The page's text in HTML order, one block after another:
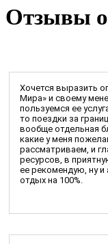
Отзывы о
Хочется выразить
Мира» и своему
пользуемся ее
то поездки за
вообще отдельная
какие у меня
рассматриваем, и
ресурсов, в
ее рекомендую, ну
отдых на 100%.